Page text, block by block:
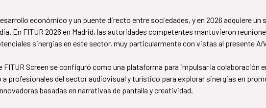
económico y un puente directo entre sociedades, y en 2026 adquiere
En FITUR 2026 en Madrid, las autoridades competentes mantuvieron
sinergias en este sector, muy particularmente con vistas al presente
FITUR Screen se configuró como una plataforma para impulsar la colaboración
profesionales del sector audiovisual y turístico para explorar sinergias en
basadas en narrativas de pantalla y creatividad.